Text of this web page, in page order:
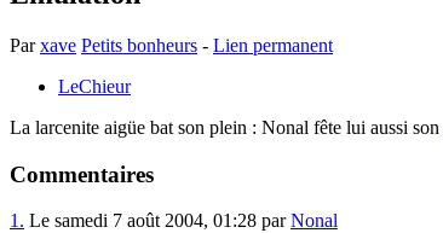
Parxave Petits bonheurs - Lien permanent
LeChieur
La larcenite aigüe bat son plein : Nonal fête lui aussi son
Commentaires
1. Le samedi 7 août 2004, 01:28 parNonal